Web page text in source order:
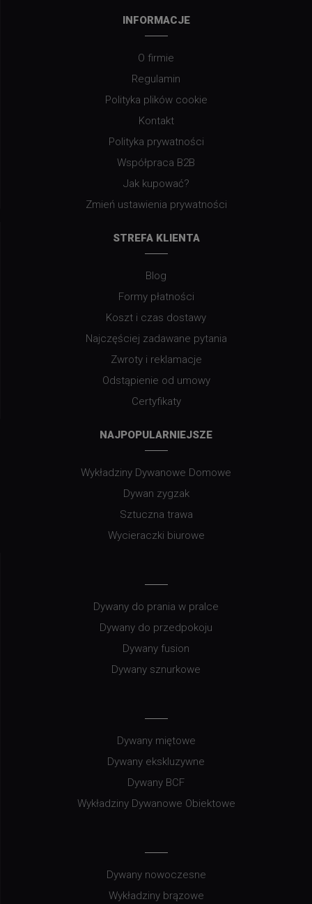
INFORMACJE
O firmie
Regulamin
Polityka plików cookie
Kontakt
Polityka prywatności
Współpraca B2B
Jak kupować?
Zmień ustawienia prywatności
STREFA KLIENTA
Blog
Formy płatności
Koszt i czas dostawy
Najczęściej zadawane pytania
Zwroty i reklamacje
Odstąpienie od umowy
Certyfikaty
NAJPOPULARNIEJSZE
Wykładziny Dywanowe Domowe
Dywan zygzak
Sztuczna trawa
Wycieraczki biurowe
Dywany do prania w pralce
Dywany do przedpokoju
Dywany fusion
Dywany sznurkowe
Dywany miętowe
Dywany ekskluzywne
Dywany BCF
Wykładziny Dywanowe Obiektowe
Dywany nowoczesne
Wykładziny brązowe